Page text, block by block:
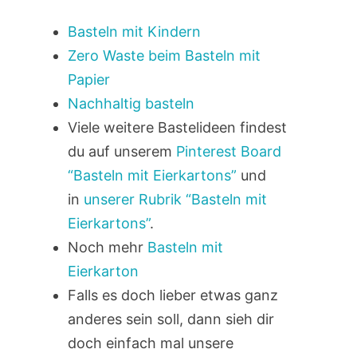
Basteln mit Kindern
Zero Waste beim Basteln mit
Papier
Nachhaltig basteln
Viele weitere Bastelideen findest
du auf unserem Pinterest Board
“Basteln mit Eierkartons” und
in unserer Rubrik “Basteln mit
Eierkartons”.
Noch mehr Basteln mit
Eierkarton
Falls es doch lieber etwas ganz
anderes sein soll, dann sieh dir
doch einfach mal unsere